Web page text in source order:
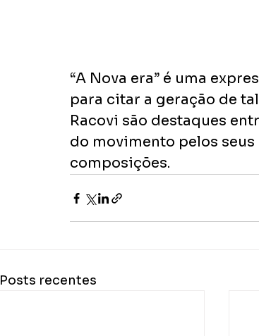
“A Nova era” é uma
para citar a geração de
Racovi são destaques
do movimento pelos
composições.
Posts recentes